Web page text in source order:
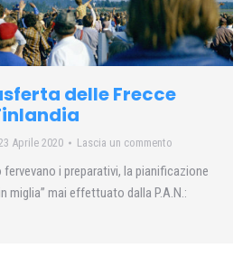
delle Frecce
Aprile 2020 Lascia un commento
fervevano i preparativi, la pianificazione
miglia” mai effettuato dalla P.A.N.: